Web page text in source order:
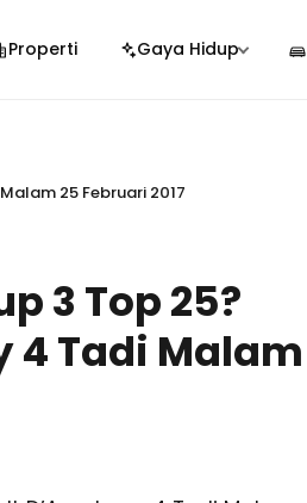
Properti Gaya Hidup
25 Februari 2017
3 Top 25?
4 Tadi Malam